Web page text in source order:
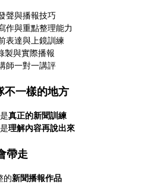
聲與播報技巧
作與重點整理能力
表達與上鏡訓練
製與實際播報
師一對一講評
不一樣的地方
真正的新聞訓練
理解內容再說出來
帶走
的新聞播報作品